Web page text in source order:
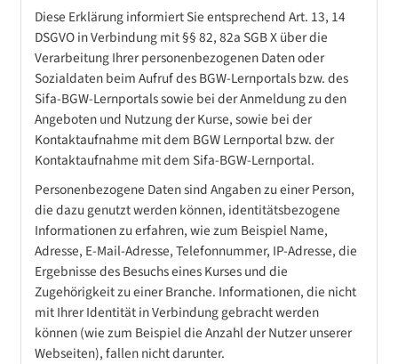
Diese Erklärung informiert Sie entsprechend Art. 13, 14
DSGVO in Verbindung mit §§ 82, 82a SGB X über die
Verarbeitung Ihrer personenbezogenen Daten oder
Sozialdaten beim Aufruf des BGW-Lernportals bzw. des
Sifa-BGW-Lernportals sowie bei der Anmeldung zu den
Angeboten und Nutzung der Kurse, sowie bei der
Kontaktaufnahme mit dem BGW Lernportal bzw. der
Kontaktaufnahme mit dem Sifa-BGW-Lernportal.
Personenbezogene Daten sind Angaben zu einer Person,
die dazu genutzt werden können, identitätsbezogene
Informationen zu erfahren, wie zum Beispiel Name,
Adresse, E-Mail-Adresse, Telefonnummer, IP-Adresse, die
Ergebnisse des Besuchs eines Kurses und die
Zugehörigkeit zu einer Branche. Informationen, die nicht
mit Ihrer Identität in Verbindung gebracht werden
können (wie zum Beispiel die Anzahl der Nutzer unserer
Webseiten), fallen nicht darunter.